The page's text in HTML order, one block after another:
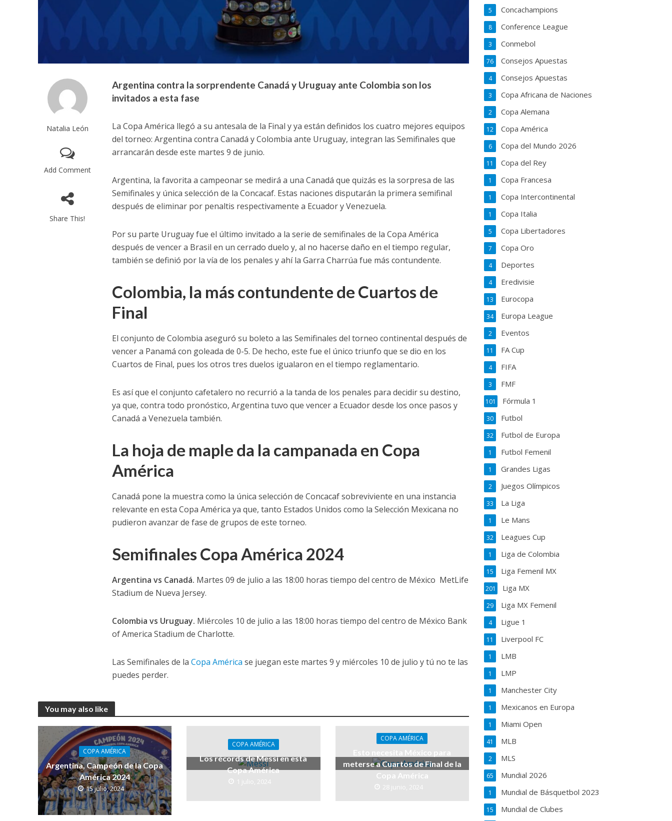
Natalia León
Add Comment
Share This!
Argentina contra la sorprendente Canadá y Uruguay ante Colombia son los
invitados a esta fase
La Copa América llegó a su antesala de la Final y ya están definidos los cuatro mejores equipos
del torneo: Argentina contra Canadá y Colombia ante Uruguay, integran las Semifinales que
arrancarán desde este martes 9 de junio.
Argentina, la favorita a campeonar se medirá a una Canadá que quizás es la sorpresa de las
Semifinales y única selección de la Concacaf. Estas naciones disputarán la primera semifinal
después de eliminar por penaltis respectivamente a Ecuador y Venezuela.
Por su parte Uruguay fue el último invitado a la serie de semifinales de la Copa América
después de vencer a Brasil en un cerrado duelo y, al no hacerse daño en el tiempo regular,
también se definió por la vía de los penales y ahí la Garra Charrúa fue más contundente.
Colombia, la más contundente de Cuartos de
Final
El conjunto de Colombia aseguró su boleto a las Semifinales del torneo continental después de
vencer a Panamá con goleada de 0-5. De hecho, este fue el único triunfo que se dio en los
Cuartos de Final, pues los otros tres duelos igualaron en el tiempo reglamentario.
Es así que el conjunto cafetalero no recurrió a la tanda de los penales para decidir su destino,
ya que, contra todo pronóstico, Argentina tuvo que vencer a Ecuador desde los once pasos y
Canadá a Venezuela también.
La hoja de maple da la campanada en Copa
América
Canadá pone la muestra como la única selección de Concacaf sobreviviente en una instancia
relevante en esta Copa América ya que, tanto Estados Unidos como la Selección Mexicana no
pudieron avanzar de fase de grupos de este torneo.
Semifinales Copa América 2024
Argentina vs Canadá. Martes 09 de julio a las 18:00 horas tiempo del centro de México MetLife
Stadium de Nueva Jersey.
Colombia vs Uruguay. Miércoles 10 de julio a las 18:00 horas tiempo del centro de México Bank
of America Stadium de Charlotte.
Las Semifinales de laCopa América se juegan este martes 9 y miércoles 10 de julio y tú no te las
puedes perder.
You may also like
COPA AMÉRICA
Argentina, Campeón de la Copa
América 2024
15 julio, 2024
COPA AMÉRICA
Los récords de Messi en esta
Copa América
1 julio, 2024
COPA AMÉRICA
Esto necesita México para
meterse a Cuartos de Final de la
Copa América
28 junio, 2024
Concachampions
5
Conference League
8
Conmebol
3
Consejos Apuestas
76
Consejos Apuestas
4
Copa Africana de Naciones
3
Copa Alemana
2
Copa América
12
Copa del Mundo 2026
6
Copa del Rey
11
Copa Francesa
1
Copa Intercontinental
1
Copa Italia
1
Copa Libertadores
5
Copa Oro
7
Deportes
4
Eredivisie
4
Eurocopa
13
Europa League
34
Eventos
2
FA Cup
11
FIFA
4
FMF
3
Fórmula 1
101
Futbol
30
Futbol de Europa
32
Futbol Femenil
1
Grandes Ligas
1
Juegos Olímpicos
2
La Liga
33
Le Mans
1
Leagues Cup
32
Liga de Colombia
1
Liga Femenil MX
15
Liga MX
201
Liga MX Femenil
29
Ligue 1
4
Liverpool FC
11
LMB
1
LMP
1
Manchester City
1
Mexicanos en Europa
1
Miami Open
1
MLB
41
MLS
2
Mundial 2026
65
Mundial de Básquetbol 2023
1
Mundial de Clubes
15